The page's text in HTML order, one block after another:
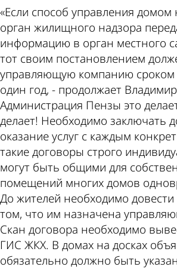
«Если способ управления
орган жилищного надзора
информацию в орган местного
тот своим постановлением
управляющую компанию сроком
один год, - продолжает
Администрация Пензы это
делает! Необходимо заключать
оказание услуг с каждым
такие договоры строго
могут быть общими для
помещений многих домов
До жителей необходимо
том, что им назначена
Скан договора необходимо
ГИС ЖКХ. В домах на досках
обязательно должно быть